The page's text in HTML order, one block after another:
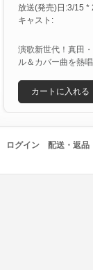
放送(発売)日:3/15 *
キャスト:
演歌新世代！真田
ル＆カバー曲を熱
カートに入れる
ログイン 配送・返品